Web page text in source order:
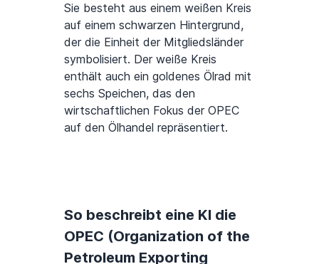
Sie besteht aus einem weißen Kreis
auf einem schwarzen Hintergrund,
der die Einheit der Mitgliedsländer
symbolisiert. Der weiße Kreis
enthält auch ein goldenes Ölrad mit
sechs Speichen, das den
wirtschaftlichen Fokus der OPEC
auf den Ölhandel repräsentiert.
So beschreibt eine KI die
OPEC (Organization of the
Petroleum Exporting